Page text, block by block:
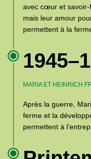
avec cœur et savoir-
mais leur amour
permettent à la
MARIA ET HEINRICH
Après la guerre,
ferme et la
permettent à